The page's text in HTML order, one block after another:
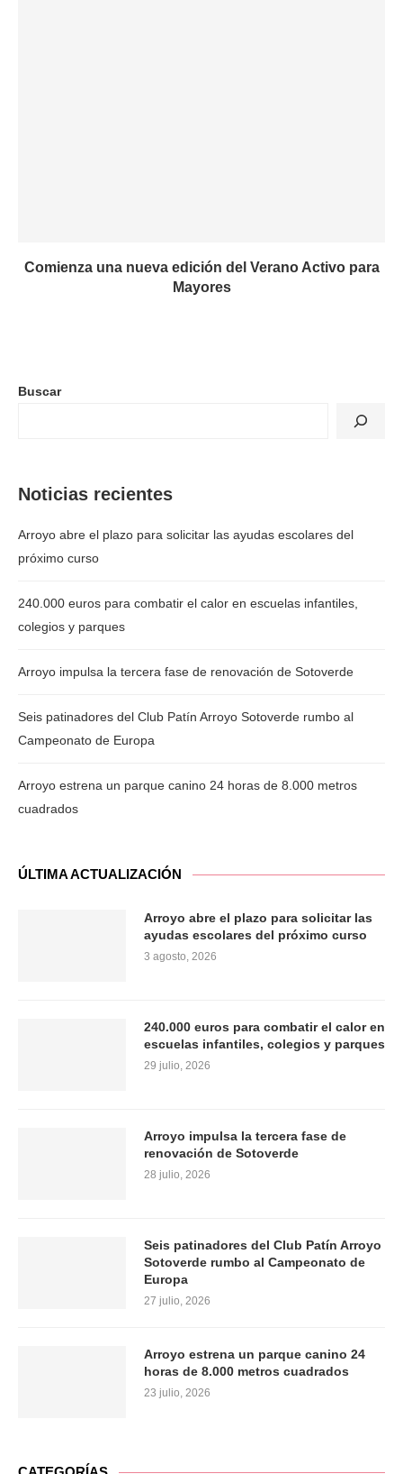
Comienza una nueva edición del Verano Activo para
Mayores
Buscar
Noticias recientes
Arroyo abre el plazo para solicitar las ayudas escolares del
próximo curso
240.000 euros para combatir el calor en escuelas infantiles,
colegios y parques
Arroyo impulsa la tercera fase de renovación de Sotoverde
Seis patinadores del Club Patín Arroyo Sotoverde rumbo al
Campeonato de Europa
Arroyo estrena un parque canino 24 horas de 8.000 metros
cuadrados
ÚLTIMA ACTUALIZACIÓN
Arroyo abre el plazo para solicitar las
ayudas escolares del próximo curso
3 agosto, 2026
240.000 euros para combatir el calor en
escuelas infantiles, colegios y parques
29 julio, 2026
Arroyo impulsa la tercera fase de
renovación de Sotoverde
28 julio, 2026
Seis patinadores del Club Patín Arroyo
Sotoverde rumbo al Campeonato de
Europa
27 julio, 2026
Arroyo estrena un parque canino 24
horas de 8.000 metros cuadrados
23 julio, 2026